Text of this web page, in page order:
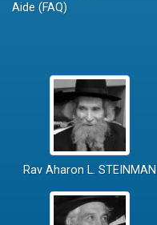
Aide (FAQ)
Rav Aharon L. STEINMAN